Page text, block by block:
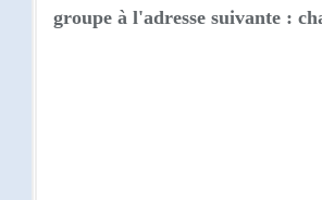
groupe à l'adresse suivante :